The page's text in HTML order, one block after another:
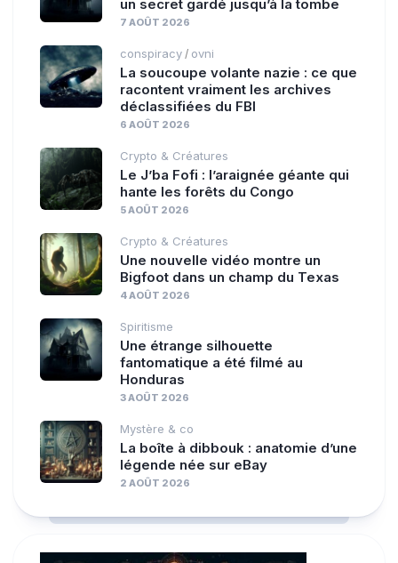
un secret gardé jusqu’à la tombe
7 AOÛT 2026
conspiracy / ovni
La soucoupe volante nazie : ce que
racontent vraiment les archives
déclassifiées du FBI
6 AOÛT 2026
Crypto & Créatures
Le J’ba Fofi : l’araignée géante qui
hante les forêts du Congo
5 AOÛT 2026
Crypto & Créatures
Une nouvelle vidéo montre un
Bigfoot dans un champ du Texas
4 AOÛT 2026
Spiritisme
Une étrange silhouette
fantomatique a été filmé au
Honduras
3 AOÛT 2026
Mystère & co
La boîte à dibbouk : anatomie d’une
légende née sur eBay
2 AOÛT 2026